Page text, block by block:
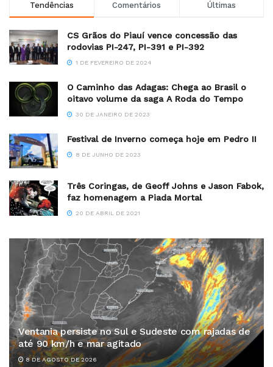
Tendências Comentários Últimas
CS Grãos do Piauí vence concessão das
rodovias PI-247, PI-391 e PI-392
1 DE FEVEREIRO DE 2024
O Caminho das Adagas: Chega ao Brasil o
oitavo volume da saga A Roda do Tempo
30 DE JANEIRO DE 2023
Festival de Inverno começa hoje em Pedro II
8 DE JUNHO DE 2023
Três Coringas, de Geoff Johns e Jason Fabok,
faz homenagem a Piada Mortal
20 DE ABRIL DE 2021
Ventania persiste no Sul e Sudeste com rajadas de
até 90 km/h e mar agitado
8 DE AGOSTO DE 2026